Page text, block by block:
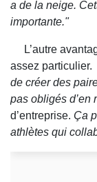
a de la neige.
importante."
L’autre
assez particulier.
de créer des
pas obligés d’en
d’entreprise. Ça
athlètes qui